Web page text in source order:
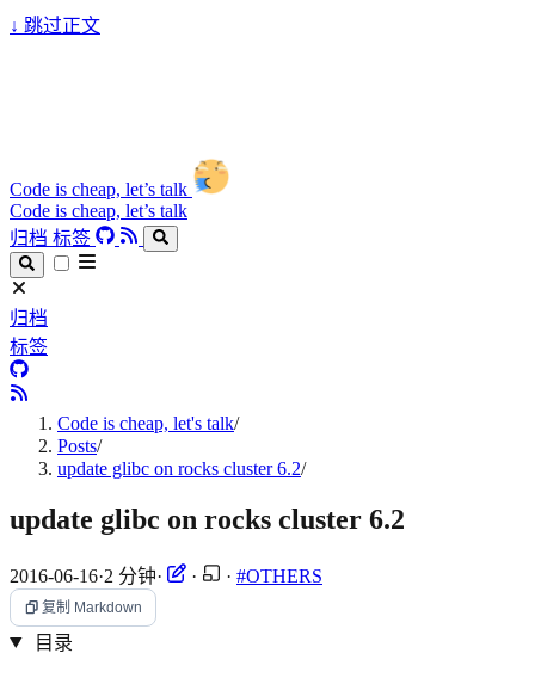
↓ 跳过正文
Code is cheap, let’s talk
Code is cheap, let’s talk
归档 标签
归档
标签
Code is cheap, let's talk/
Posts/
update glibc on rocks cluster 6.2/
update glibc on rocks cluster 6.2
2016-06-16·2 分钟· · · #OTHERS
复制 Markdown
目录